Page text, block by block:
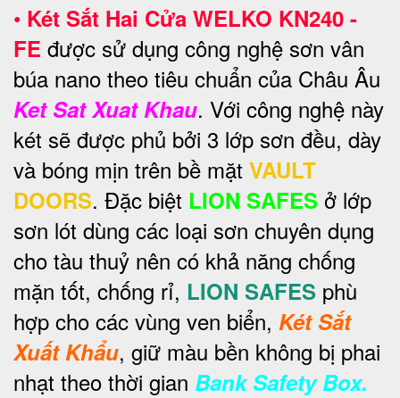
• Két Sắt Hai Cửa WELKO KN240 -
FE được sử dụng công nghệ sơn vân
búa nano theo tiêu chuẩn của Châu Âu
Ket Sat Xuat Khau. Với công nghệ này
két sẽ được phủ bởi 3 lớp sơn đều, dày
và bóng mịn trên bề mặt VAULT
DOORS. Đặc biệt LION SAFES ở lớp
sơn lót dùng các loại sơn chuyên dụng
cho tàu thuỷ nên có khả năng chống
mặn tốt, chống rỉ, LION SAFES phù
hợp cho các vùng ven biển, Két Sắt
Xuất Khẩu, giữ màu bền không bị phai
nhạt theo thời gian Bank Safety Box.